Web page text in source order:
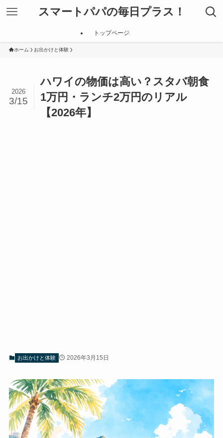
スマートパパの毎日プラス！
トップページ
ホーム お出かけと体験
ハワイの物価は高い？スタバ朝食
1万円・ランチ2万円のリアル
【2026年】
2026
3/15
お出かけと体験 2026年3月15日